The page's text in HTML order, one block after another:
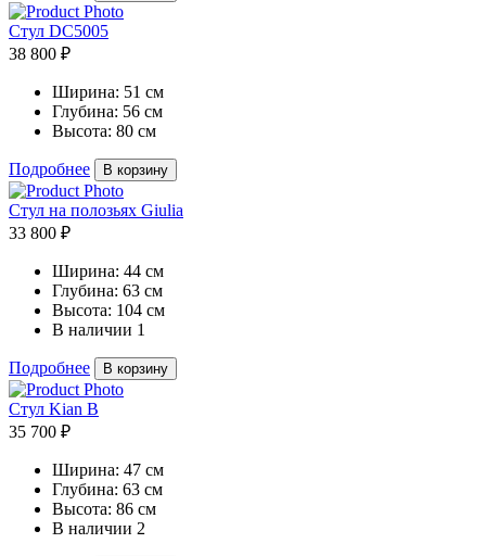
Стул DC5005
38 800 ₽
Ширина: 51 см
Глубина: 56 см
Высота: 80 см
Подробнее В корзину
Стул на полозьях Giulia
33 800 ₽
Ширина: 44 см
Глубина: 63 см
Высота: 104 см
В наличии 1
Подробнее В корзину
Стул Kian B
35 700 ₽
Ширина: 47 см
Глубина: 63 см
Высота: 86 см
В наличии 2